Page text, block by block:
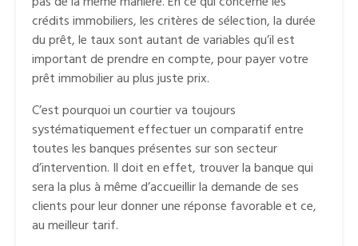
crédits immobiliers, les critères de sélection, la durée
du prêt, le taux sont autant de variables qu’il est
important de prendre en compte, pour payer votre
prêt immobilier au plus juste prix.
C’est pourquoi un courtier va toujours
systématiquement effectuer un comparatif entre
toutes les banques présentes sur son secteur
d’intervention. Il doit en effet, trouver la banque qui
sera la plus à même d’accueillir la demande de ses
clients pour leur donner une réponse favorable et ce,
au meilleur tarif.